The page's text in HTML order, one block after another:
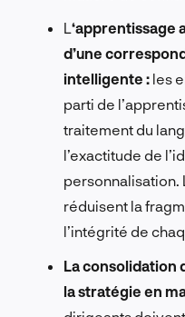
L ‘apprentissage
d’une
intelligente : les
parti de
traitement du
l’exactitude de
personnalisation.
réduisent la
l’intégrité de
La consolidation
la stratégie en